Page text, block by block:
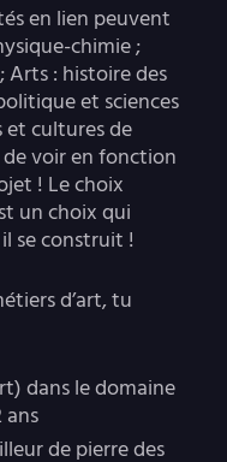
en lien peuvent
chimie ;
Arts : histoire des
et sciences
cultures de
de voir en fonction
! Le choix
un choix qui
se construit !
d’art, tu
dans le domaine
ans
de pierre des